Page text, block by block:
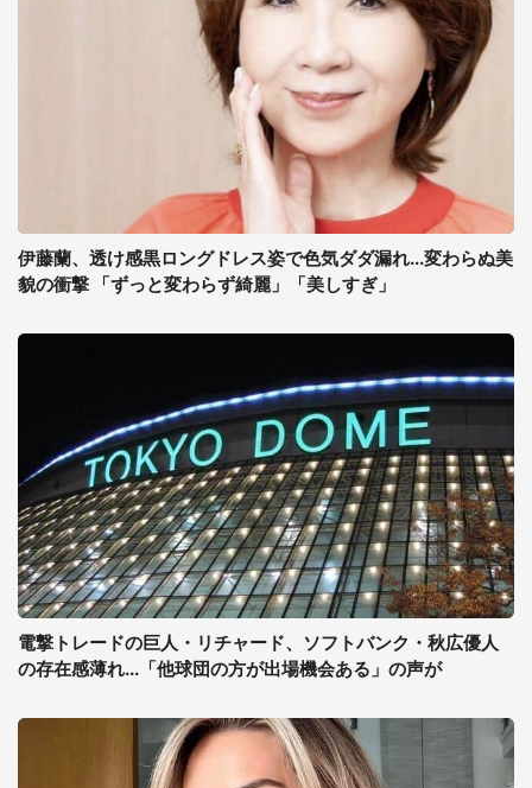
伊藤蘭、透け感黒ロングドレス姿で色気ダダ漏れ...変わらぬ美
貌の衝撃 「ずっと変わらず綺麗」「美しすぎ」
電撃トレードの巨人・リチャード、ソフトバンク・秋広優人
の存在感薄れ...「他球団の方が出場機会ある」の声が